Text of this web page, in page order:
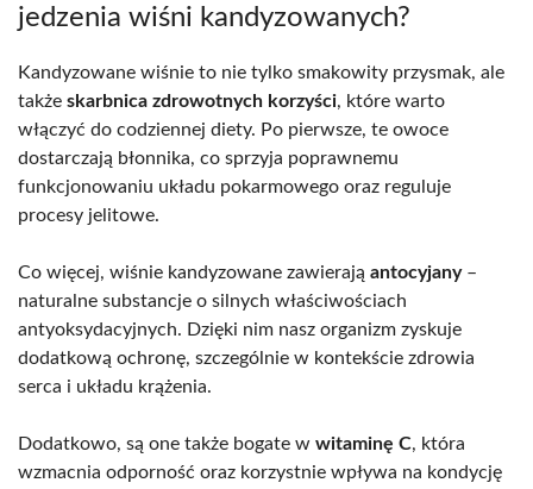
jedzenia wiśni kandyzowanych?
Kandyzowane wiśnie to nie tylko smakowity przysmak, ale
także skarbnica zdrowotnych korzyści, które warto
włączyć do codziennej diety. Po pierwsze, te owoce
dostarczają błonnika, co sprzyja poprawnemu
funkcjonowaniu układu pokarmowego oraz reguluje
procesy jelitowe.
Co więcej, wiśnie kandyzowane zawierają antocyjany–
naturalne substancje o silnych właściwościach
antyoksydacyjnych. Dzięki nim nasz organizm zyskuje
dodatkową ochronę, szczególnie w kontekście zdrowia
serca i układu krążenia.
Dodatkowo, są one także bogate w witaminę C, która
wzmacnia odporność oraz korzystnie wpływa na kondycję